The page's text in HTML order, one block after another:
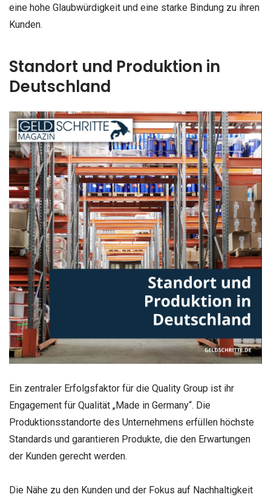
eine hohe Glaubwürdigkeit und eine starke Bindung zu ihren
Kunden.
Standort und Produktion in
Deutschland
Ein zentraler Erfolgsfaktor für die Quality Group ist ihr
Engagement für Qualität „Made in Germany“. Die
Produktionsstandorte des Unternehmens erfüllen höchste
Standards und garantieren Produkte, die den Erwartungen
der Kunden gerecht werden.
Die Nähe zu den Kunden und der Fokus auf Nachhaltigkeit